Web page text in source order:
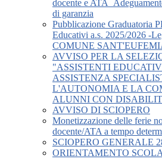
docente e
di garanzia
Pubblicazione Graduatoria
Educativi a.s. 2025/2026 -
COMUNE
AVVISO PER LA
"ASSISTENTI
ASSISTENZA
L'AUTONOMIA E LA
ALUNNI CON
AVVISO DI SCIOPERO
Monetizzazione delle ferie
docente/ATA a tempo
SCIOPERO GENERALE
ORIENTAMENTO